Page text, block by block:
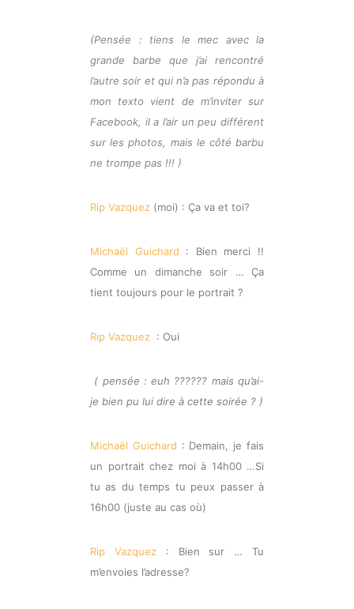
(Pensée : tiens le mec avec la
grande barbe que j’ai rencontré
l’autre soir et qui n’a pas répondu à
mon texto vient de m’inviter sur
Facebook, il a l’air un peu différent
sur les photos, mais le côté barbu
ne trompe pas !!! )
Rip Vazquez (moi) : Ça va et toi?
Michaël Guichard : Bien merci !!
Comme un dimanche soir … Ça
tient toujours pour le portrait ?
Rip Vazquez : Oui
( pensée :euh ?????? mais qu’ai-
je bien pu lui dire à cette soirée ? )
Michaël Guichard : Demain, je fais
un portrait chez moi à 14h00 …Si
tu as du temps tu peux passer à
16h00 (juste au cas où)
Rip Vazquez: Bien sur … Tu
m’envoies l’adresse?